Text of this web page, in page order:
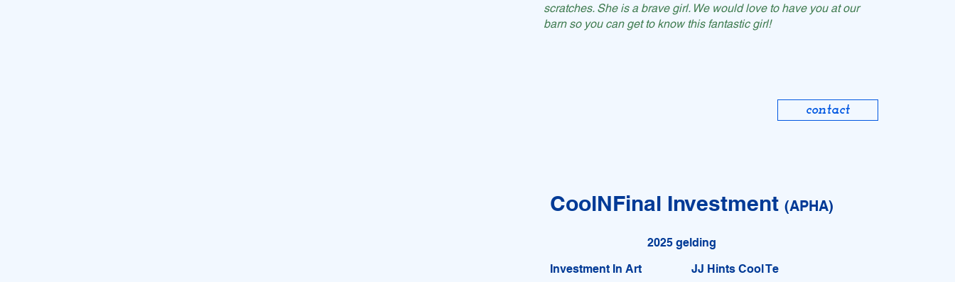
scratches. She is a brave girl. We would love to have you at our
barn so you can get to know this fantastic girl!
contact
CoolNFinal Investment (APHA)
2025 gelding
Investment In Art
JJ Hints Cool Te